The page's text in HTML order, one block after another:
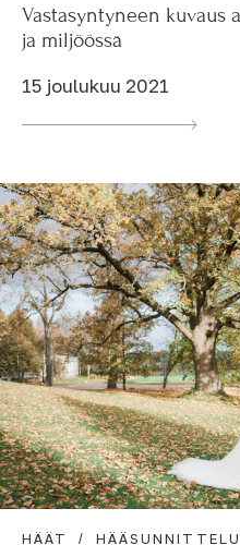
Vastasyntyneen kuvaus
ja miljöössä
15 joulukuu 2021
HÄÄT HÄÄSUNNITTELU